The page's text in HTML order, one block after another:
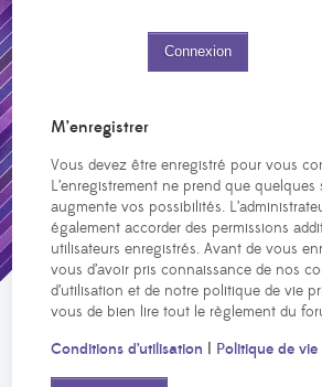
M’enregistrer
Vous devez être enregistré pour vous
L’enregistrement ne prend que quelques
augmente vos possibilités.
également accorder des permissions
utilisateurs enregistrés. Avant de vous
vous d’avoir pris connaissance de nos
d’utilisation et de notre politique de vie
vous de bien lire tout le règlement du
Conditions d’utilisation | Politique de